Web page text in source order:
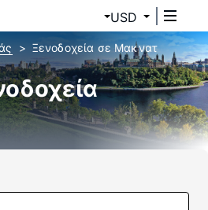
USD
Ξενοδοχεία σε Μακνατ